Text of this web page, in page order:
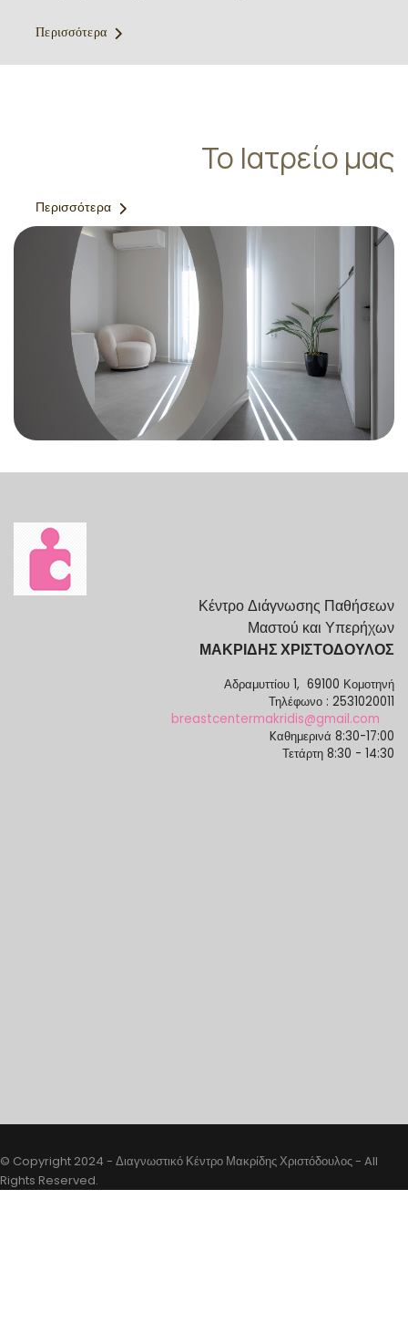
Περισσότερα
Το Ιατρείο μας
Περισσότερα
Κέντρο Διάγνωσης Παθήσεων
Μαστού και Υπερήχων
ΜΑΚΡΙΔΗΣ ΧΡΙΣΤΟΔΟΥΛΟΣ
Αδραμυττίου 1, 69100 Κομοτηνή
Τηλέφωνο : 2531020011
breastcentermakridis@gmail.com
Kαθημερινά 8:30-17:00
Τετάρτη 8:30 - 14:30
© Copyright 2024 - Διαγνωστικό Κέντρο Μακρίδης Χριστόδουλος - All
Rights Reserved.